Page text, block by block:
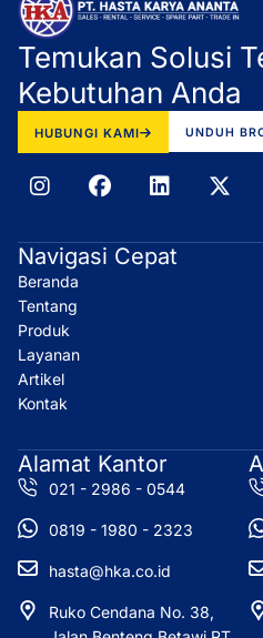
Temukan Solusi
Kebutuhan Anda
HUBUNGI KAMI UNDUH
I
n
t
a
g
r
a
m
F
a
e
b
L
i
k
e
X
-
w
Navigasi Cepat
Beranda
Tentang
Produk
Layanan
Artikel
Kontak
Alamat Kantor
021 - 2986 - 0544
0819 - 1980 - 2323
hasta@hka.co.id
Ruko Cendana No. 38,